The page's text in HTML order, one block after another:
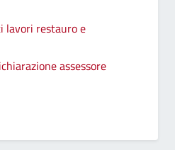
lavori restauro e
assessore